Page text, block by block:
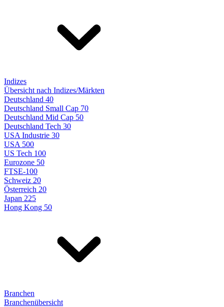
Indizes
Übersicht nach Indizes/Märkten
Deutschland 40
Deutschland Small Cap 70
Deutschland Mid Cap 50
Deutschland Tech 30
USA Industrie 30
USA 500
US Tech 100
Eurozone 50
FTSE-100
Schweiz 20
Österreich 20
Japan 225
Hong Kong 50
Branchen
Branchenübersicht